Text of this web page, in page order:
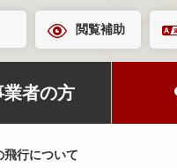
閲覧補助
業者の方
行について